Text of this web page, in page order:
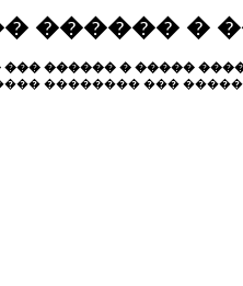
������ �
������ � �����
�������� ���